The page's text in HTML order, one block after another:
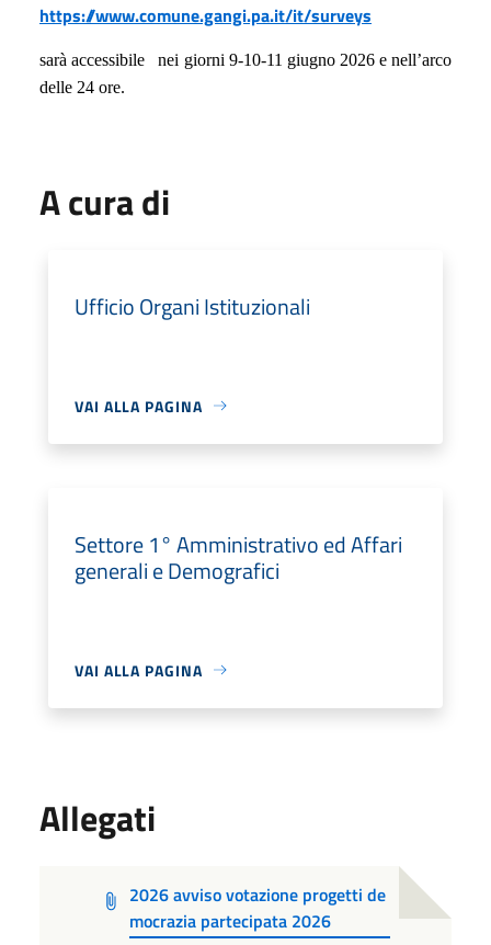
https://www.comune.gangi.pa.it/it/surveys
sarà accessibilenei giorni 9-10-11 giugno2026e nell’arco
delle 24 ore.
A cura di
Ufficio Organi Istituzionali
VAI ALLA PAGINA
Settore 1° Amministrativo ed Affari
generali e Demografici
VAI ALLA PAGINA
Allegati
2026 avviso votazione progetti de
mocrazia partecipata 2026